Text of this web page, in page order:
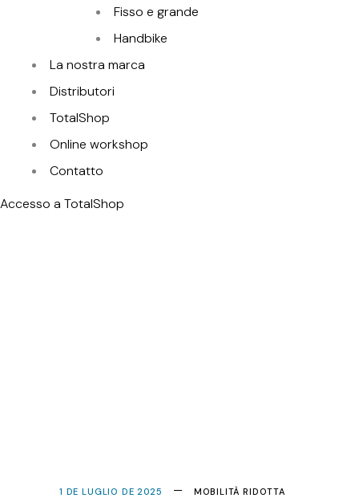
Fisso e grande
Handbike
La nostra marca
Distributori
TotalShop
Online workshop
Contatto
Accesso a TotalShop
1 DE LUGLIO DE 2025 MOBILITÀ RIDOTTA